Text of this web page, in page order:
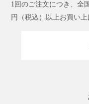
1回のご注文につき、全
円（税込）以上お買い